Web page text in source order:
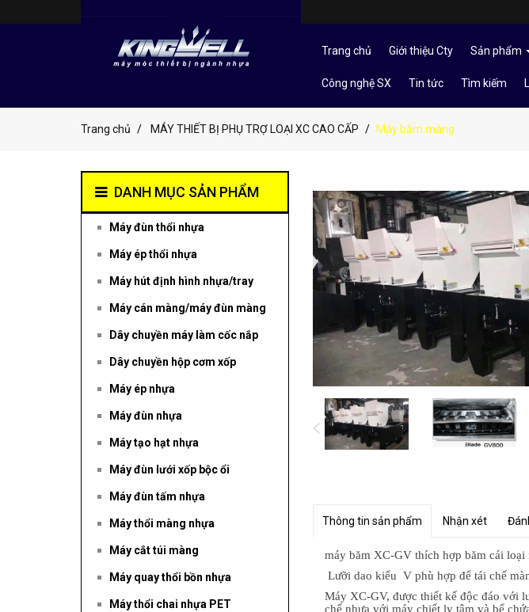
Trang chủ Giới thiệu Cty Sản phẩm
Công nghệ SX Tin tức Tìm kiếm
Trang chủ MÁY THIẾT BỊ PHỤ TRỢ LOẠI XC CAO CẤP Máy băm màng
Thông tin sản phẩm Nhận xét
máy băm XC-GV thích hợp băm cái loại
Lưỡi dao kiểu V phù hợp để tái chế
Máy XC-GV, được thiết kế độc đáo với
chế nhựa với máy chiết ly tâm và bể
DANH MỤC SẢN PHẨM
Máy đùn thổi nhựa
Máy ép thổi nhựa
Máy hút định hình nhựa/tray
Máy cán màng/máy đùn màng
Dây chuyền máy làm cốc nắp
Dây chuyền hộp cơm xốp
Máy ép nhựa
Máy đùn nhựa
Máy tạo hạt nhựa
Máy đùn lưới xốp bộc ổi
Máy đùn tấm nhựa
Máy thổi màng nhựa
Máy cắt túi màng
Máy quay thổi bồn nhựa
Máy thổi chai nhựa PET